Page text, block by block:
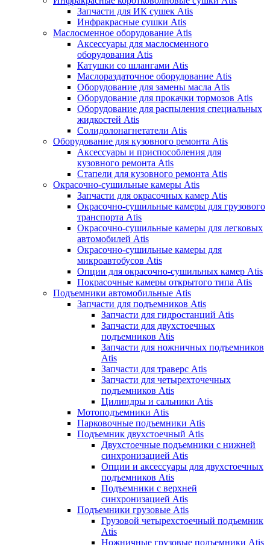
Запчасти для ИК сушек Atis
Инфракрасные сушки Atis
Маслосменное оборудование Atis
Аксессуары для маслосменного
оборудования Atis
Катушки со шлангами Atis
Маслораздаточное оборудование Atis
Оборудование для замены масла Atis
Оборудование для прокачки тормозов Atis
Оборудование для распыления специальных
жидкостей Atis
Солидолонагнетатели Atis
Оборудование для кузовного ремонта Atis
Аксессуары и приспособления для
кузовного ремонта Atis
Стапели для кузовного ремонта Atis
Окрасочно-сушильные камеры Atis
Запчасти для окрасочных камер Atis
Окрасочно-сушильные камеры для грузового
транспорта Atis
Окрасочно-сушильные камеры для легковых
автомобилей Atis
Окрасочно-сушильные камеры для
микроавтобусов Atis
Опции для окрасочно-сушильных камер Atis
Покрасочные камеры открытого типа Atis
Подъемники автомобильные Atis
Запчасти для подъемников Atis
Запчасти для гидростанций Atis
Запчасти для двухстоечных
подъемников Atis
Запчасти для ножничных подъемников
Atis
Запчасти для траверс Atis
Запчасти для четырехточечных
подъемников Atis
Цилиндры и сальники Atis
Мотоподъемники Atis
Парковочные подъемники Atis
Подъемник двухстоечный Atis
Двухстоечные подъемники с нижней
синхронизацией Atis
Опции и аксессуары для двухстоечных
подъемников Atis
Подъемники с верхней
синхронизацией Atis
Подъемники грузовые Atis
Грузовой четырехстоечный подъемник
Atis
Ножничные грузовые подъемники Atis